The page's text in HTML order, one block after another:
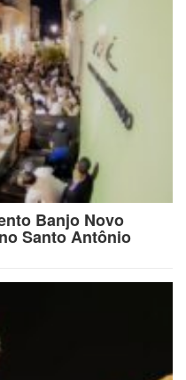
Banjo Novo
Santo Antônio